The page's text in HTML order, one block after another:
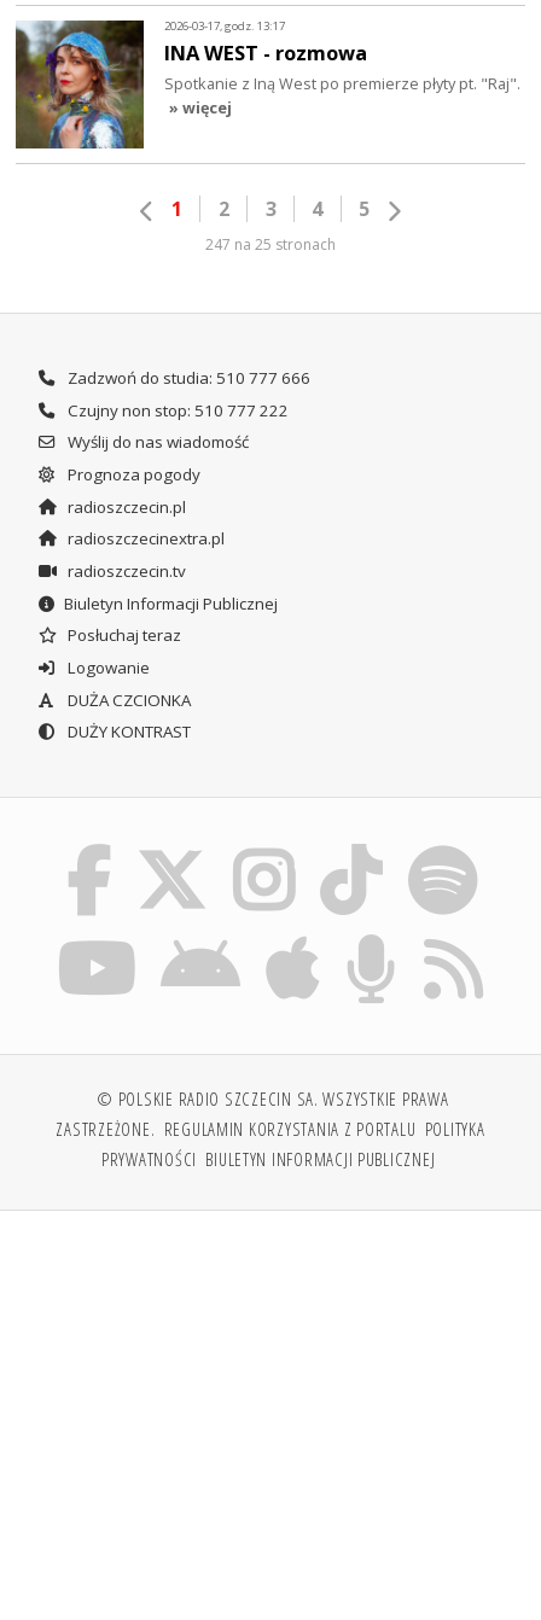
2026-03-17, godz. 13:17
INA WEST - rozmowa
Spotkanie z Iną West po premierze płyty pt. "Raj".
» więcej
1 2 3 4 5
247 na 25 stronach
Zadzwoń do studia: 510 777 666
Czujny non stop: 510 777 222
Wyślij do nas wiadomość
Prognoza pogody
radioszczecin.pl
radioszczecinextra.pl
radioszczecin.tv
Biuletyn Informacji Publicznej
Posłuchaj teraz
Logowanie
DUŻA CZCIONKA
DUŻY KONTRAST
© POLSKIE RADIO SZCZECIN SA. WSZYSTKIE PRAWA
ZASTRZEŻONE. REGULAMIN KORZYSTANIA Z PORTALU POLITYKA
PRYWATNOŚCI BIULETYN INFORMACJI PUBLICZNEJ